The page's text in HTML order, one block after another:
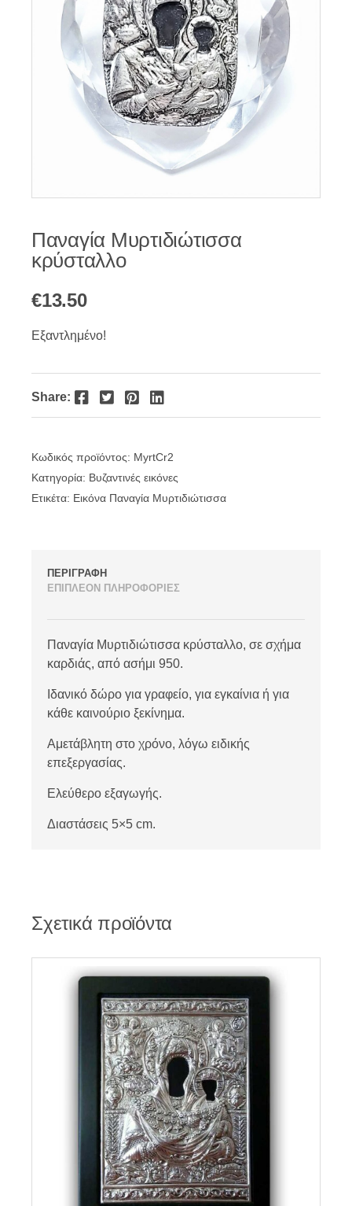
Παναγία Μυρτιδιώτισσα
κρύσταλλο
€13.50
Εξαντλημένο!
Share: Facebook Twitter Pinterest LinkedIn
Κωδικός προϊόντος: MyrtCr2
Κατηγορία: Βυζαντινές εικόνες
Ετικέτα: Εικόνα Παναγία Μυρτιδιώτισσα
ΠΕΡΙΓΡΑΦΗ
ΕΠΙΠΛΕΟΝ ΠΛΗΡΟΦΟΡΙΕΣ
Παναγία Μυρτιδιώτισσα κρύσταλλο, σε σχήμα
καρδιάς, από ασήμι 950.
Ιδανικό δώρο για γραφείο, για εγκαίνια ή για
κάθε καινούριο ξεκίνημα.
Αμετάβλητη στο χρόνο, λόγω ειδικής
επεξεργασίας.
Ελεύθερο εξαγωγής.
Διαστάσεις 5×5 cm.
Σχετικά προϊόντα